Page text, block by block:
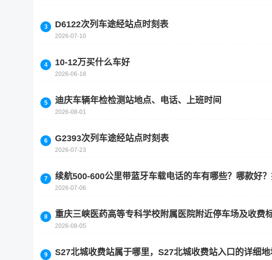
D6122次列车途经站点时刻表
2026-07-10
10-12万买什么车好
2026-06-18
迪庆车辆年检检测站地点、电话、上班时间
2026-08-01
G2393次列车途经站点时刻表
2026-07-23
续航500-600公里带蓝牙车载电话的车有哪些？哪款好
2026-07-06
重庆三峡医药高等专科学校附属医院附近停车场及收费
2026-08-05
S27北城收费站属于哪里，S27北城收费站入口的详细地